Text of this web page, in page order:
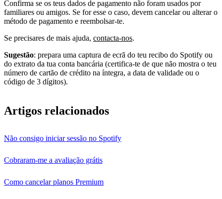
Confirma se os teus dados de pagamento não foram usados por
familiares ou amigos. Se for esse o caso, devem cancelar ou alterar o
método de pagamento e reembolsar-te.
Se precisares de mais ajuda, contacta-nos.
Sugestão: prepara uma captura de ecrã do teu recibo do Spotify ou
do extrato da tua conta bancária (certifica-te de que não mostra o teu
número de cartão de crédito na íntegra, a data de validade ou o
código de 3 dígitos).
Artigos relacionados
Não consigo iniciar sessão no Spotify
Cobraram-me a avaliação grátis
Como cancelar planos Premium